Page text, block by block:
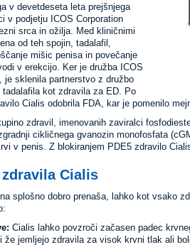
v devetdeseta leta prejšnjega
v podjetju ICOS Corporation
srca in ožilja. Med kliničnimi
od teh spojin, tadalafil,
mišic penisa in povečanje
v erekcijo. Ker je družba ICOS
je sklenila partnerstvo z družbo
kot zdravila za ED. Po
Cialis odobrila FDA, kar je pomenilo
zdravil, imenovanih zaviralci
cikličnega gvanozin monofosfata
v penis. Z blokiranjem PDE5 zdravilo
Cialis
splošno dobro prenaša, lahko kot vsako
Cialis lahko povzroči začasen padec
jemljejo zdravila za visok krvni tlak ali